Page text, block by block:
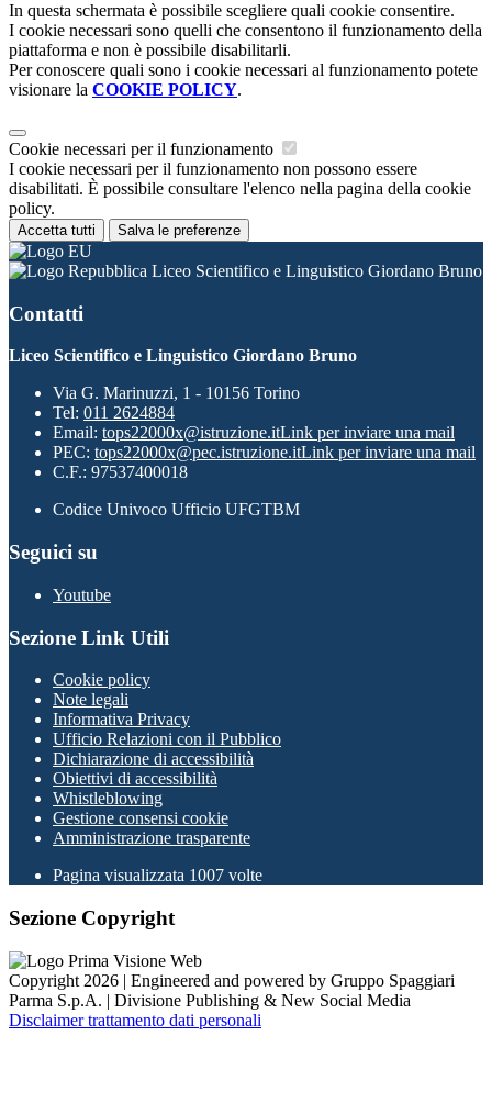
In questa schermata è possibile scegliere quali cookie consentire.
I cookie necessari sono quelli che consentono il funzionamento della
piattaforma e non è possibile disabilitarli.
Per conoscere quali sono i cookie necessari al funzionamento potete
visionare la COOKIE POLICY.
Cookie necessari per il funzionamento
I cookie necessari per il funzionamento non possono essere
disabilitati. È possibile consultare l'elenco nella pagina della cookie
policy.
Accetta tutti Salva le preferenze
Liceo Scientifico e Linguistico Giordano Bruno
Contatti
Liceo Scientifico e Linguistico Giordano Bruno
Via G. Marinuzzi, 1 - 10156 Torino
Tel: 011 2624884
Email: tops22000x@istruzione.itLink per inviare una mail
PEC: tops22000x@pec.istruzione.itLink per inviare una mail
C.F.: 97537400018
Codice Univoco Ufficio UFGTBM
Seguici su
Youtube
Sezione Link Utili
Cookie policy
Note legali
Informativa Privacy
Ufficio Relazioni con il Pubblico
Dichiarazione di accessibilità
Obiettivi di accessibilità
Whistleblowing
Gestione consensi cookie
Amministrazione trasparente
Pagina visualizzata 1007 volte
Sezione Copyright
Copyright 2026 | Engineered and powered by Gruppo Spaggiari
Parma S.p.A. | Divisione Publishing & New Social Media
Disclaimer trattamento dati personali